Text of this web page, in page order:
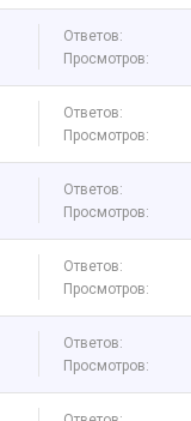
Ответов:
Просмотров:
Ответов:
Просмотров:
Ответов:
Просмотров:
Ответов:
Просмотров:
Ответов:
Просмотров: